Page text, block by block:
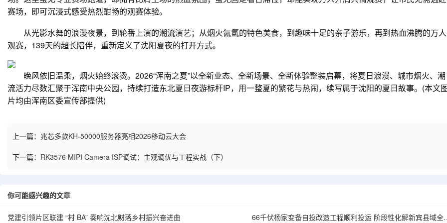
赛场，即可沉浸式感受热烈酣畅的观赛体验。
从光影水舞的浪漫夜景，到轮番上演的潮流演艺；从烟火氤氲的特色美食，到趣味十足的亲子游乐，再到热血沸腾的万人
观赛，139天的超长陪伴，重新定义了沈阳夏夜的打开方式。
晚风依旧温柔，烟火始终滚烫。2026“浑南之夏”以全新业态、全新场景、全新体验整装启幕，将夏日浪漫、城市烟火、潮
流活力尽数汇聚于浑南中央公园，持续打造东北夏日夜游标杆IP，用一整夏的繁花与热闹，续写属于沈阳的夏日故事。(本文
片均由浑南区委宣传部提供)
上一篇： 兆芯多款KH-50000服务器亮相2026移动云大会
下一篇： RK3576 MIPI Camera ISP调试：主观调优与工程实战（下）
你可能感兴趣的文章
党建引领片区联建 “村 BA” 奏响沈北财落乡村振兴奋进曲 66千伏杨家变备自投改造工程顺利投运 阶段性化解新宾县域全